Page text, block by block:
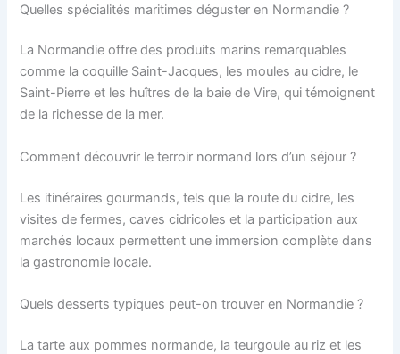
Quelles spécialités maritimes déguster en Normandie ?
La Normandie offre des produits marins remarquables
comme la coquille Saint-Jacques, les moules au cidre, le
Saint-Pierre et les huîtres de la baie de Vire, qui témoignent
de la richesse de la mer.
Comment découvrir le terroir normand lors d’un séjour ?
Les itinéraires gourmands, tels que la route du cidre, les
visites de fermes, caves cidricoles et la participation aux
marchés locaux permettent une immersion complète dans
la gastronomie locale.
Quels desserts typiques peut-on trouver en Normandie ?
La tarte aux pommes normande, la teurgoule au riz et les